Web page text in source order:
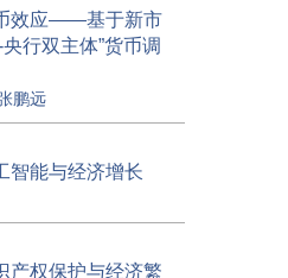
效应——基于新市
行双主体”货币调
鹏远
智能与经济增长
产权保护与经济繁